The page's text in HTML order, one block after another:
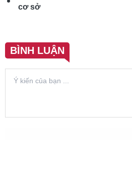
cơ sở
BÌNH LUẬN